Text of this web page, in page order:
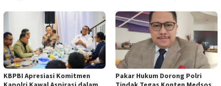
KBPBI Apresiasi Komitmen
Pakar Hukum Dorong Polri